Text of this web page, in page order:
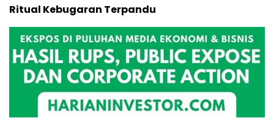
Ritual Kebugaran Terpandu